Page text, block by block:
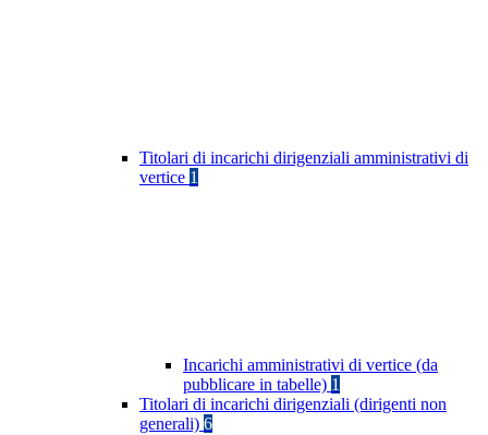
Titolari di incarichi dirigenziali amministrativi di
vertice 1
Incarichi amministrativi di vertice (da
pubblicare in tabelle) 1
Titolari di incarichi dirigenziali (dirigenti non
generali) 6